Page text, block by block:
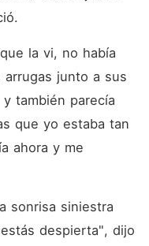
la vi, no había
arrugas junto a sus
también parecía
que yo estaba tan
ahora y me
sonrisa siniestra
despierta", dijo